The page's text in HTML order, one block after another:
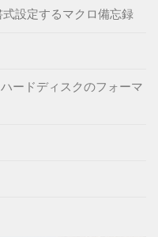
式設定するマクロ備忘録
ードディスクのフォーマ